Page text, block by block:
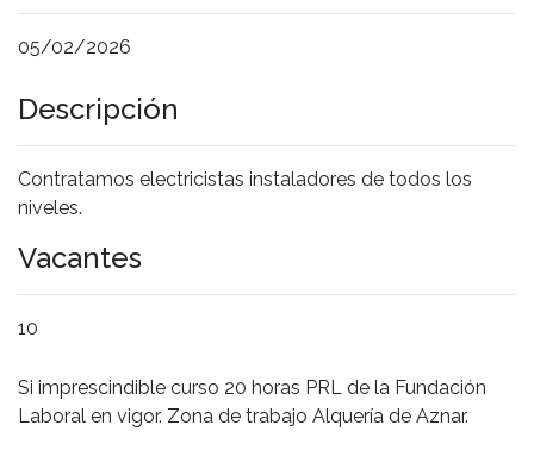
05/02/2026
Descripción
Contratamos electricistas instaladores de todos los
niveles.
Vacantes
10
Si imprescindible curso 20 horas PRL de la Fundación
Laboral en vigor. Zona de trabajo Alquería de Aznar.